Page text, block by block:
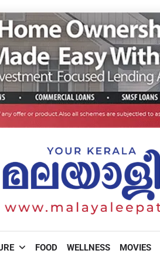
FOOD WELLNESS MOVIES